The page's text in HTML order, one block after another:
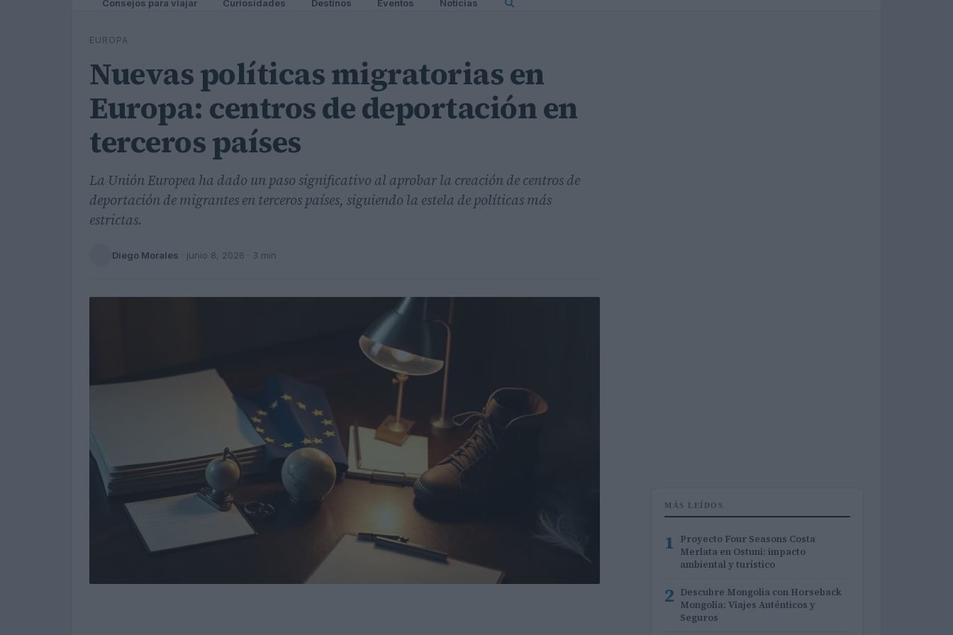
Consejos para viajar Curiosidades Destinos Eventos Noticias
EUROPA
Nuevas políticas migratorias en
Europa: centros de deportación en
terceros países
La Unión Europea ha dado un paso significativo al aprobar la creación de centros de
deportación de migrantes en terceros países, siguiendo la estela de políticas más
estrictas.
Diego Morales · junio 8, 2026 · 3 min
MÁS LEÍDOS
1 Proyecto Four Seasons Costa
Merlata en Ostuni: impacto
ambiental y turístico
2 Descubre Mongolia con Horseback
Mongolia: Viajes Auténticos y
Seguros